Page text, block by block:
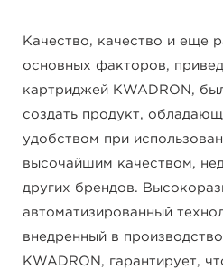
Качество, качество и еще
основных факторов,
картриджей KWADRON,
создать продукт,
удобством при
высочайшим качеством,
других брендов.
автоматизированный
внедренный в
KWADRON, гарантирует,